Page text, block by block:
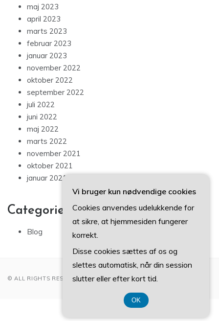
maj 2023
april 2023
marts 2023
februar 2023
januar 2023
november 2022
oktober 2022
september 2022
juli 2022
juni 2022
maj 2022
marts 2022
november 2021
oktober 2021
januar 2021
Categories
Blog
© ALL RIGHTS RESERVED 2022
Vi bruger kun nødvendige cookies
Cookies anvendes udelukkende for
at sikre, at hjemmesiden fungerer
korrekt.
Disse cookies sættes af os og
slettes automatisk, når din session
slutter eller efter kort tid.
OK